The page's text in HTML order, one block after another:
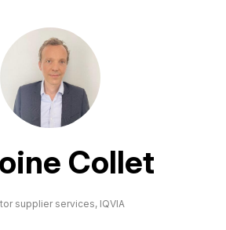
Collet
supplier services, IQVIA